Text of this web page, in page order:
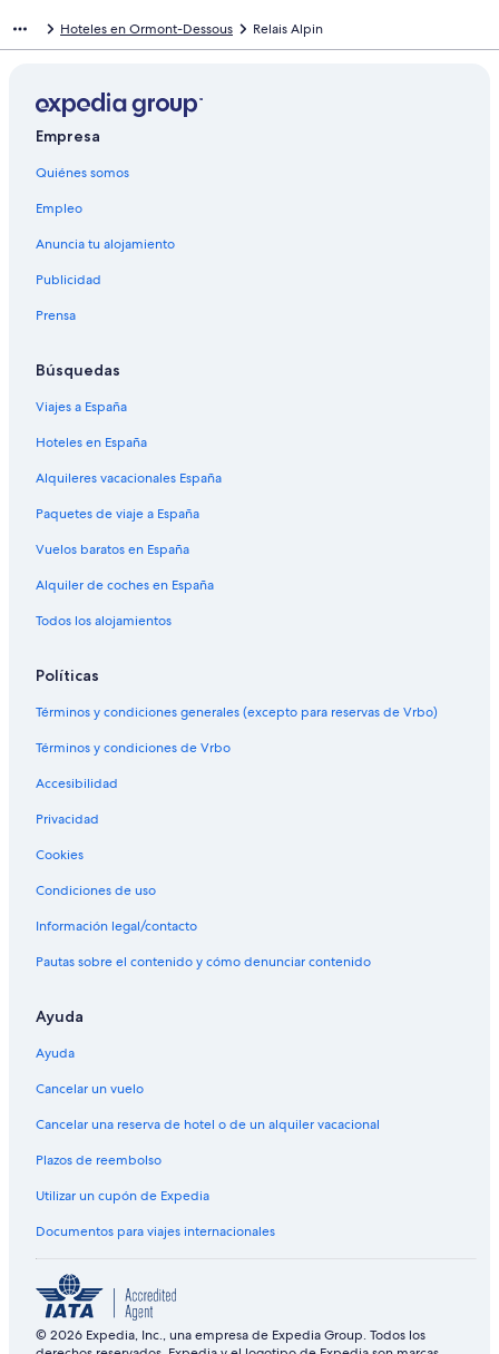
Hoteles en Ormont-Dessous Relais Alpin
Empresa
Quiénes somos
Empleo
Anuncia tu alojamiento
Publicidad
Prensa
Búsquedas
Viajes a España
Hoteles en España
Alquileres vacacionales España
Paquetes de viaje a España
Vuelos baratos en España
Alquiler de coches en España
Todos los alojamientos
Políticas
Términos y condiciones generales (excepto para reservas de Vrbo)
Términos y condiciones de Vrbo
Accesibilidad
Privacidad
Cookies
Condiciones de uso
Información legal/contacto
Pautas sobre el contenido y cómo denunciar contenido
Ayuda
Ayuda
Cancelar un vuelo
Cancelar una reserva de hotel o de un alquiler vacacional
Plazos de reembolso
Utilizar un cupón de Expedia
Documentos para viajes internacionales
© 2026 Expedia, Inc., una empresa de Expedia Group. Todos los